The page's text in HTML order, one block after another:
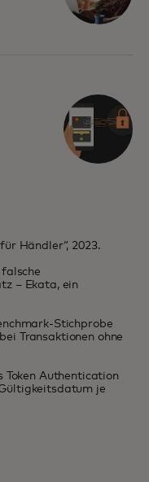
Händler“, 2023.
– Ekata, ein
Stichprobe
Transaktionen ohne
Token Authentication
je